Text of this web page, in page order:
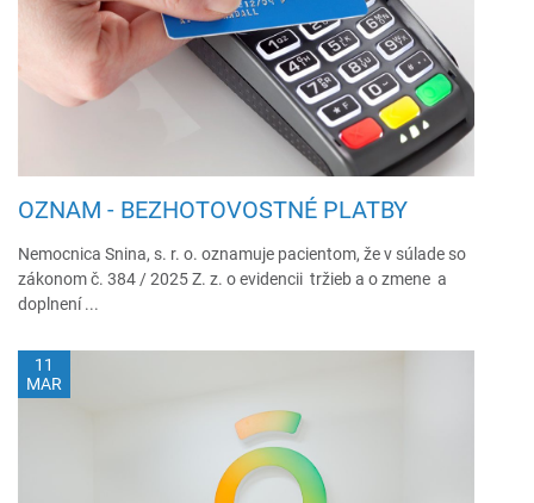
OZNAM - BEZHOTOVOSTNÉ PLATBY
Nemocnica Snina, s. r. o. oznamuje pacientom, že v súlade so
zákonom č. 384 / 2025 Z. z. o evidencii tržieb a o zmene a
doplnení ...
11
MAR